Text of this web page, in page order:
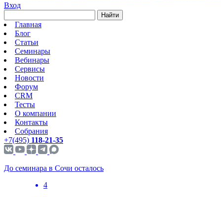
Вход
Найти
Главная
Блог
Статьи
Семинары
Вебинары
Сервисы
Новости
Форум
CRM
Тесты
О компании
Контакты
Собрания
+7(495) 118-21-35
До семинара в Сочи осталось
4